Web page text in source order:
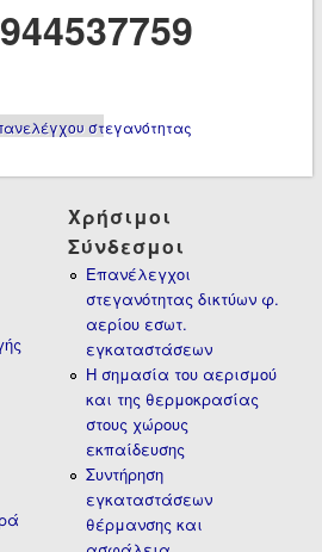
στεγανότητας
Χρήσιμοι
Σύνδεσμοι
Επανέλεγχοι
στεγανότητας δικτύων φ.
αερίου εσωτ.
εγκαταστάσεων
Η σημασία του αερισμού
και της θερμοκρασίας
στους χώρους
εκπαίδευσης
Συντήρηση
εγκαταστάσεων
θέρμανσης και